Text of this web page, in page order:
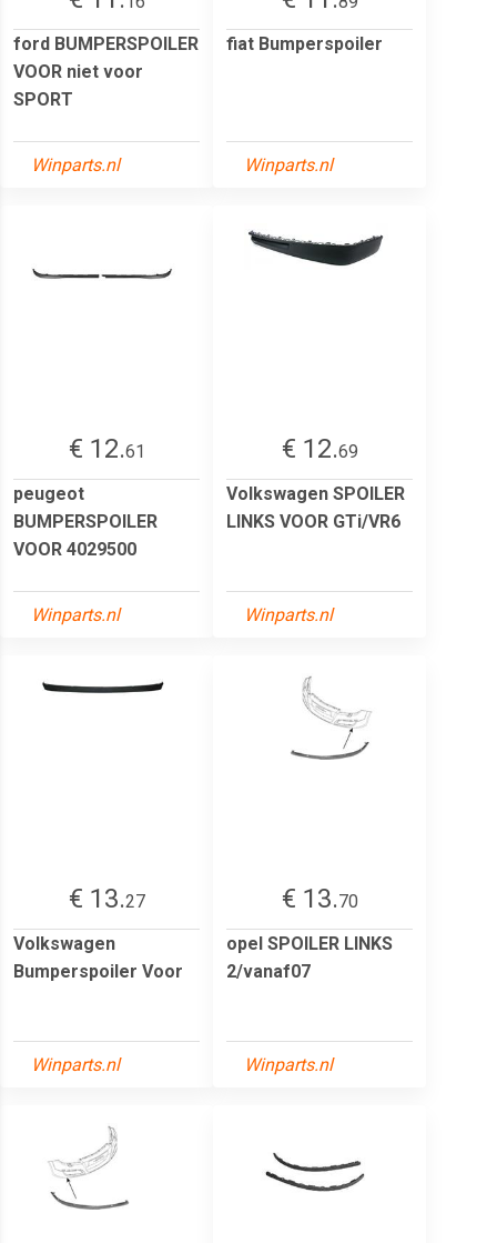
ford BUMPERSPOILER
VOOR niet voor
SPORT
Winparts.nl
fiat Bumperspoiler
Winparts.nl
€ 12.61
peugeot
BUMPERSPOILER
VOOR 4029500
Winparts.nl
€ 12.69
Volkswagen SPOILER
LINKS VOOR GTi/VR6
Winparts.nl
€ 13.27
Volkswagen
Bumperspoiler Voor
Winparts.nl
€ 13.70
opel SPOILER LINKS
2/vanaf07
Winparts.nl